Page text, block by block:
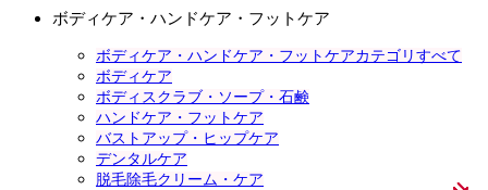
ボディケア・ハンドケア・フットケア
ボディケア・ハンドケア・フットケアカテゴリすべて
ボディケア
ボディスクラブ・ソープ・石鹸
ハンドケア・フットケア
バストアップ・ヒップケア
デンタルケア
脱毛除毛クリーム・ケア